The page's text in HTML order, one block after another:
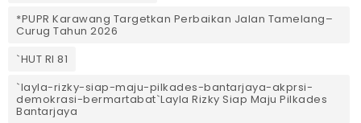
*PUPR Karawang Targetkan Perbaikan Jalan Tamelang–
Curug Tahun 2026
`HUT RI 81
`layla-rizky-siap-maju-pilkades-bantarjaya-akprsi-
demokrasi-bermartabat`Layla Rizky Siap Maju Pilkades
Bantarjaya